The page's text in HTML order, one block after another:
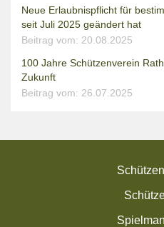
Neue Erlaubnispflicht für
seit Juli 2025 geändert hat
Beitrag vom: 20.08.2025
100 Jahre Schützenverein
Zukunft
Beitrag vom: 26.07.2025